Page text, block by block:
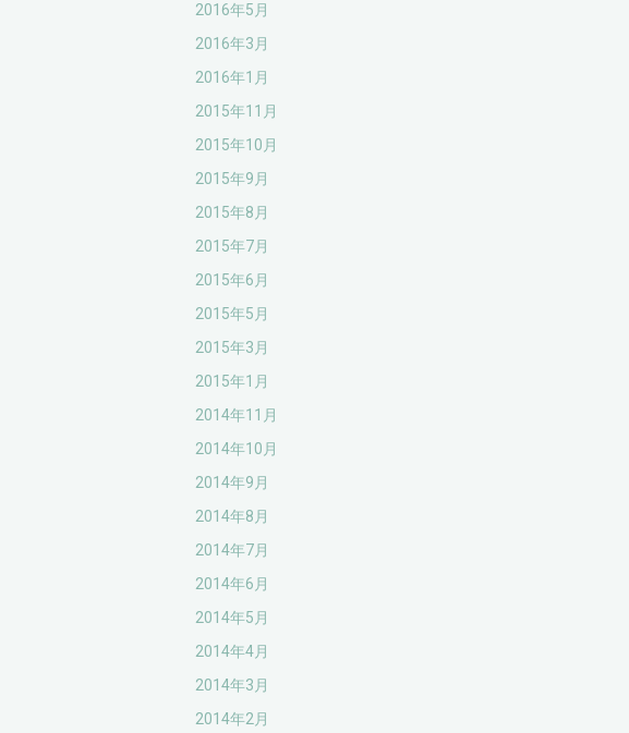
2016年5月
2016年3月
2016年1月
2015年11月
2015年10月
2015年9月
2015年8月
2015年7月
2015年6月
2015年5月
2015年3月
2015年1月
2014年11月
2014年10月
2014年9月
2014年8月
2014年7月
2014年6月
2014年5月
2014年4月
2014年3月
2014年2月